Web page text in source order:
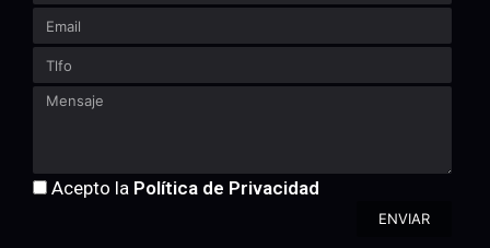
Acepto la Política de Privacidad
ENVIAR